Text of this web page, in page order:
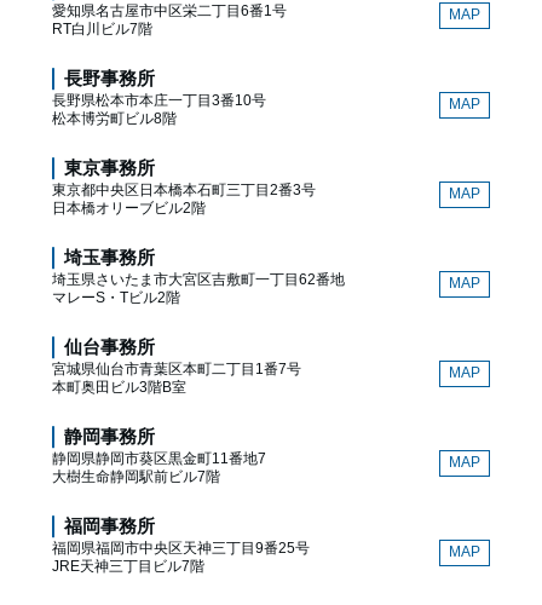
愛知県名古屋市中区栄二丁目6番1号
RT白川ビル7階
MAP
長野事務所
長野県松本市本庄一丁目3番10号
松本博労町ビル8階
MAP
東京事務所
東京都中央区日本橋本石町三丁目2番3号
日本橋オリーブビル2階
MAP
埼玉事務所
埼玉県さいたま市大宮区吉敷町一丁目62番地
マレーS・Tビル2階
MAP
仙台事務所
宮城県仙台市青葉区本町二丁目1番7号
本町奥田ビル3階B室
MAP
静岡事務所
静岡県静岡市葵区黒金町11番地7
大樹生命静岡駅前ビル7階
MAP
福岡事務所
福岡県福岡市中央区天神三丁目9番25号
JRE天神三丁目ビル7階
MAP